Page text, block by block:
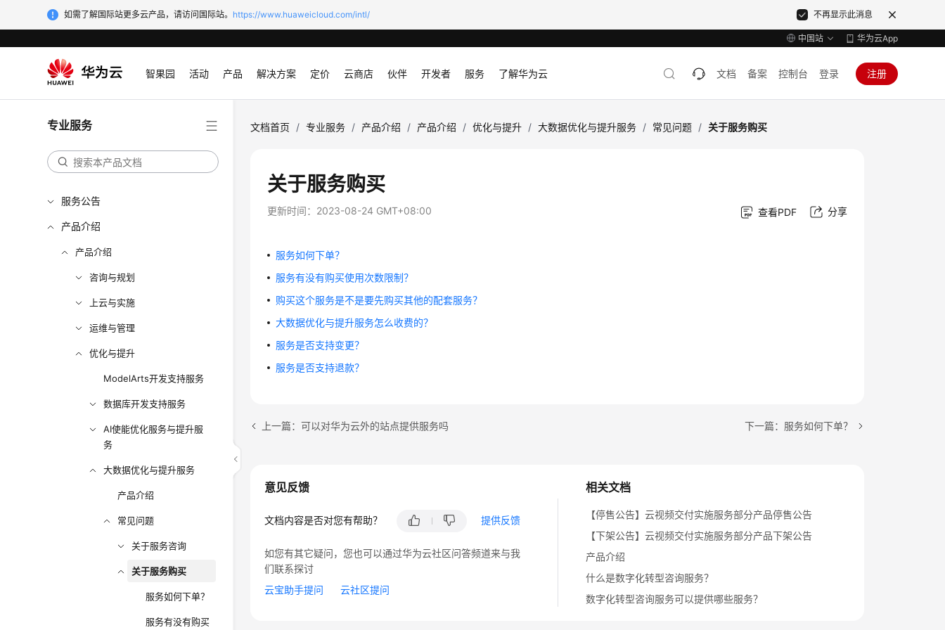
如需了解国际站更多云产品，请访问国际站。 https://www.huaweicloud.com/intl/ 不再显示此消息
中国站 华为云App
智果园 活动 产品 解决方案 定价 云商店 伙伴 开发者 服务 了解华为云 文档 备案 控制台 登录 注册
专业服务
服务公告
产品介绍
产品介绍
咨询与规划
上云与实施
运维与管理
优化与提升
ModelArts开发支持服务
数据库开发支持服务
AI使能优化服务与提升服
务
大数据优化与提升服务
产品介绍
常见问题
关于服务咨询
关于服务购买
服务如何下单？
服务有没有购买
文档首页 / 专业服务 / 产品介绍 / 产品介绍 / 优化与提升 / 大数据优化与提升服务 / 常见问题 / 关于服务购买
关于服务购买
更新时间： 2023-08-24 GMT+08:00 查看PDF 分享
服务如何下单？
服务有没有购买使用次数限制？
购买这个服务是不是要先购买其他的配套服务？
大数据优化与提升服务怎么收费的？
服务是否支持变更？
服务是否支持退款？
上一篇：可以对华为云外的站点提供服务吗 下一篇：服务如何下单？
相关文档
【停售公告】云视频交付实施服务部分产品停售公告
【下架公告】云视频交付实施服务部分产品下架公告
产品介绍
什么是数字化转型咨询服务？
数字化转型咨询服务可以提供哪些服务？
意见反馈
文档内容是否对您有帮助？ 提供反馈
如您有其它疑问，您也可以通过华为云社区问答频道来与我
们联系探讨
云宝助手提问
云社区提问